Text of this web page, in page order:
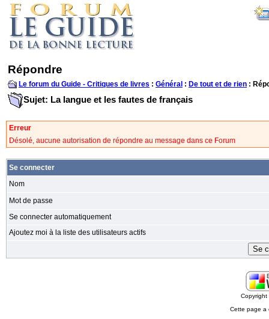
Répondre
Le forum du Guide - Critiques de livres : Général : De tout et de rien :
Sujet: La langue et les fautes de français
Erreur
Désolé, aucune autorisation de répondre au message dans ce Forum
Se connecter
Nom
Mot de passe
Se connecter automatiquement
Ajoutez moi à la liste des utilisateurs actifs
Cette page a